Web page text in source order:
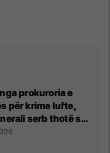
prokuroria e
për krime lufte,
serb thotë se
tradhtoi në